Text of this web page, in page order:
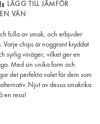
LÄGG TILL JÄMFÖR
EN VÄN
fulla av smak, och erbjuder
Varje chips är noggrant kryddat
syrlig vinäger, vilket ger en
Med sin unika form och
det perfekta valet för dem som
Njut av dessa smakrika
en resa!